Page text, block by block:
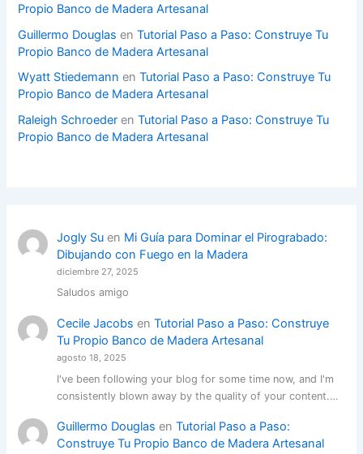
Propio Banco de Madera Artesanal
Guillermo Douglas enTutorial Paso a Paso: Construye Tu
Propio Banco de Madera Artesanal
Wyatt Stiedemann enTutorial Paso a Paso: Construye Tu
Propio Banco de Madera Artesanal
Raleigh Schroeder enTutorial Paso a Paso: Construye Tu
Propio Banco de Madera Artesanal
Jogly Suen Mi Guía para Dominar el Pirograbado:
Dibujando con Fuego en la Madera
diciembre 27, 2025
Saludos amigo
Cecile Jacobs en Tutorial Paso a Paso: Construye
Tu Propio Banco de Madera Artesanal
agosto 18, 2025
I've been following your blog for some time now, and I'm
consistently blown away by the quality of your content.…
Guillermo Douglas en Tutorial Paso a Paso:
Construye Tu Propio Banco de Madera Artesanal